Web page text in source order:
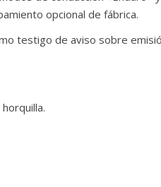
opcional de fábrica.
testigo de aviso sobre